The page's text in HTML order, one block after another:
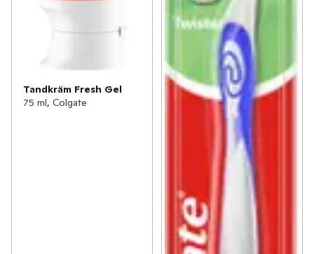
Tandkräm Fresh Gel
75 ml, Colgate